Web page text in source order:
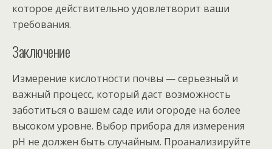
которое действительно удовлетворит ваши
требования.
Заключение
Измерение кислотности почвы — серьезный и
важный процесс, который даст возможность
заботиться о вашем саде или огороде на более
высоком уровне. Выбор прибора для измерения
pH не должен быть случайным. Проанализируйте